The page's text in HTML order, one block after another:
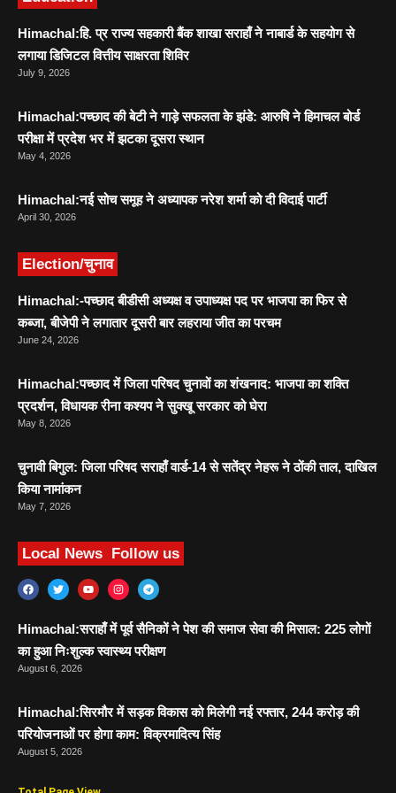
Himachal:हि. प्र राज्य सहकारी बैंक शाखा सराहाँ ने नाबार्ड के सहयोग से
लगाया डिजिटल वित्तीय साक्षरता शिविर
July 9, 2026
Himachal:पच्छाद की बेटी ने गाड़े सफलता के झंडे: आरुषि ने हिमाचल बोर्ड
परीक्षा में प्रदेश भर में झटका दूसरा स्थान
May 4, 2026
Himachal:नई सोच समूह ने अध्यापक नरेश शर्मा को दी विदाई पार्टी
April 30, 2026
Election/चुनाव
Himachal:-पच्छाद बीडीसी अध्यक्ष व उपाध्यक्ष पद पर भाजपा का फिर से
कब्जा, बीजेपी ने लगातार दूसरी बार लहराया जीत का परचम
June 24, 2026
Himachal:पच्छाद में जिला परिषद चुनावों का शंखनाद: भाजपा का शक्ति
प्रदर्शन, विधायक रीना कश्यप ने सुक्खू सरकार को घेरा
May 8, 2026
चुनावी बिगुल: जिला परिषद सराहाँ वार्ड-14 से सतेंद्र नेहरू ने ठोंकी ताल, दाखिल
किया नामांकन
May 7, 2026
Local News Follow us
Himachal:सराहाँ में पूर्व सैनिकों ने पेश की समाज सेवा की मिसाल: 225 लोगों
का हुआ निःशुल्क स्वास्थ्य परीक्षण
August 6, 2026
Himachal:सिरमौर में सड़क विकास को मिलेगी नई रफ्तार, 244 करोड़ की
परियोजनाओं पर होगा काम: विक्रमादित्य सिंह
August 5, 2026